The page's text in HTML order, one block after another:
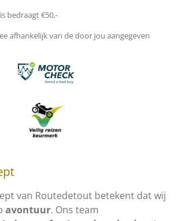
bedraagt €50,-
afhankelijk van de door jou aangegeven
van Routedetout betekent dat wij
avontuur. Ons team